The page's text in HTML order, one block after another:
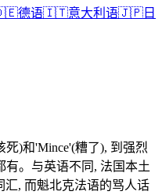
德语🇮🇹意大利语🇯🇵 日
)和'Mince'(糟了), 到强烈
有。与英语不同, 法国本土
, 而魁北克法语的骂人话